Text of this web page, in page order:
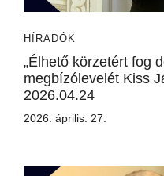
HÍRADÓK
„Élhető körzetért fog
megbízólevelét Kiss
2026.04.24
2026. április. 27.